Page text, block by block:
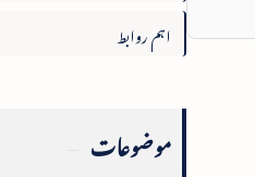
اہم روابط
موضوعات